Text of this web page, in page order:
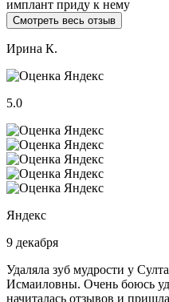
имплант приду к нему
Смотреть весь отзыв
Ирина К.
5.0
Яндекс
9 декабря
Удаляла зуб мудрости у
Исмаиловны. Очень боюсь
начиталась отзывов и